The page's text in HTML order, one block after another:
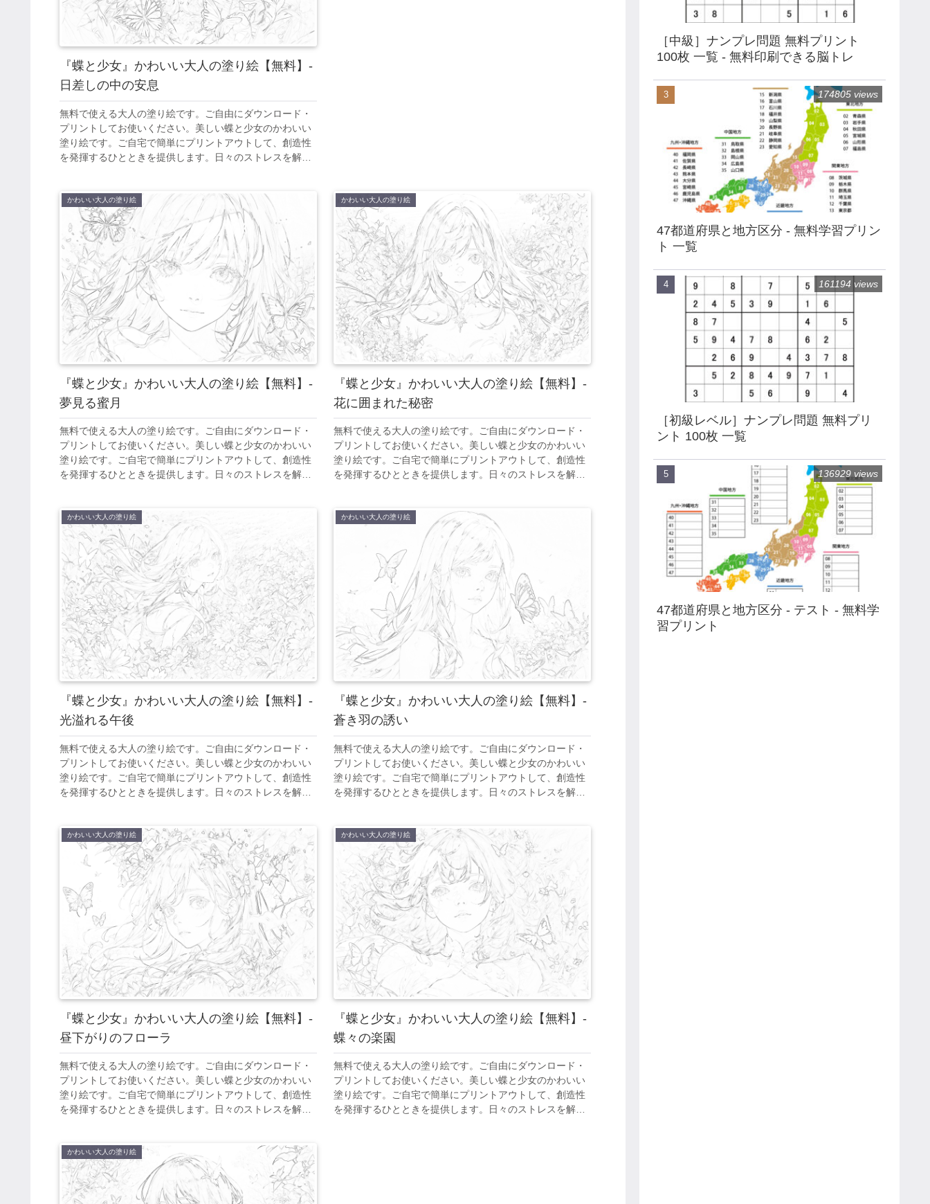
『蝶と少女』かわいい大人の塗り絵【無料】-
日差しの中の安息
無料で使える大人の塗り絵です。ご自由にダウンロード・
プリントしてお使いください。美しい蝶と少女のかわいい
塗り絵です。ご自宅で簡単にプリントアウトして、創造性
を発揮するひとときを提供します。日々のストレスを解放
かわいい大人の塗り絵
『蝶と少女』かわいい大人の塗り絵【無料】-
夢見る蜜月
無料で使える大人の塗り絵です。ご自由にダウンロード・
プリントしてお使いください。美しい蝶と少女のかわいい
塗り絵です。ご自宅で簡単にプリントアウトして、創造性
を発揮するひとときを提供します。日々のストレスを解放
かわいい大人の塗り絵
『蝶と少女』かわいい大人の塗り絵【無料】-
花に囲まれた秘密
無料で使える大人の塗り絵です。ご自由にダウンロード・
プリントしてお使いください。美しい蝶と少女のかわいい
塗り絵です。ご自宅で簡単にプリントアウトして、創造性
を発揮するひとときを提供します。日々のストレスを解放
かわいい大人の塗り絵
『蝶と少女』かわいい大人の塗り絵【無料】-
光溢れる午後
無料で使える大人の塗り絵です。ご自由にダウンロード・
プリントしてお使いください。美しい蝶と少女のかわいい
塗り絵です。ご自宅で簡単にプリントアウトして、創造性
を発揮するひとときを提供します。日々のストレスを解放
かわいい大人の塗り絵
『蝶と少女』かわいい大人の塗り絵【無料】-
蒼き羽の誘い
無料で使える大人の塗り絵です。ご自由にダウンロード・
プリントしてお使いください。美しい蝶と少女のかわいい
塗り絵です。ご自宅で簡単にプリントアウトして、創造性
を発揮するひとときを提供します。日々のストレスを解放
かわいい大人の塗り絵
『蝶と少女』かわいい大人の塗り絵【無料】-
昼下がりのフローラ
無料で使える大人の塗り絵です。ご自由にダウンロード・
プリントしてお使いください。美しい蝶と少女のかわいい
塗り絵です。ご自宅で簡単にプリントアウトして、創造性
を発揮するひとときを提供します。日々のストレスを解放
かわいい大人の塗り絵
『蝶と少女』かわいい大人の塗り絵【無料】-
蝶々の楽園
無料で使える大人の塗り絵です。ご自由にダウンロード・
プリントしてお使いください。美しい蝶と少女のかわいい
塗り絵です。ご自宅で簡単にプリントアウトして、創造性
を発揮するひとときを提供します。日々のストレスを解放
かわいい大人の塗り絵
［中級］ナンプレ問題 無料プリント
100枚 一覧 - 無料印刷できる脳トレ
47都道府県と地方区分 - 無料学習プリン
ト 一覧
174805 views
［初級レベル］ナンプレ問題 無料プリ
ント 100枚 一覧
161194 views
47都道府県と地方区分 - テスト - 無料学
習プリント
136929 views